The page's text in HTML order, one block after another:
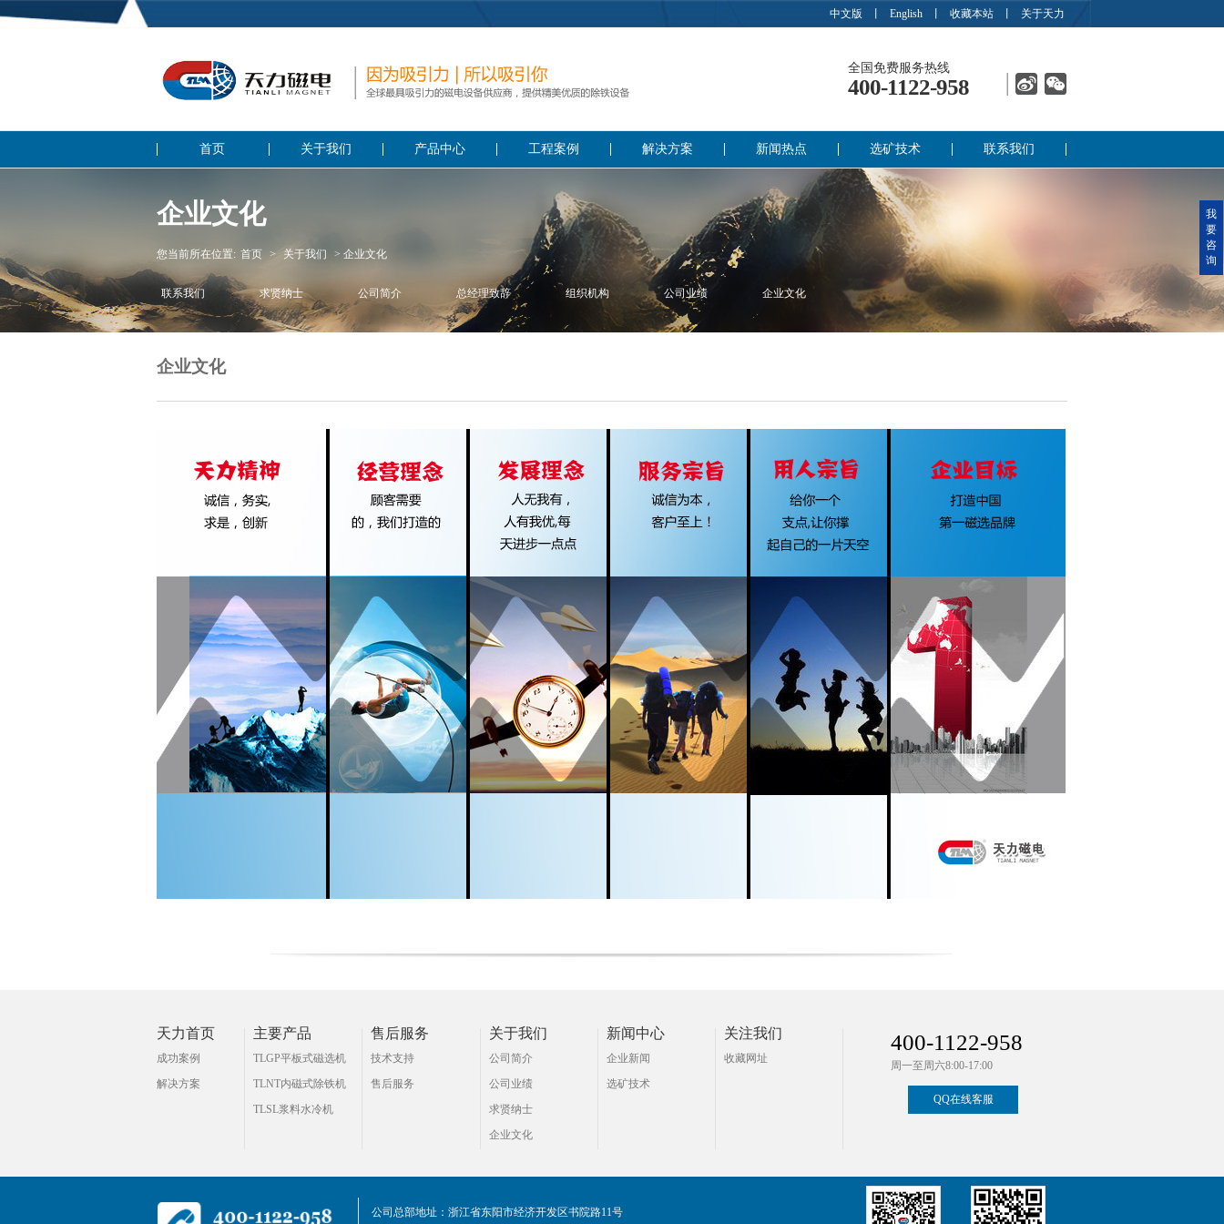
中文版 English 收藏本站 关于天力
全国免费服务热线
400-1122-958
首页 关于我们 产品中心 工程案例 解决方案 新闻热点 选矿技术 联系我们
企业文化
您当前所在位置: 首页 > 关于我们 > 企业文化
联系我们 求贤纳士 公司简介 总经理致辞 组织机构 公司业绩 企业文化
企业文化
天力首页
成功案例
解决方案
主要产品
TLGP平板式磁选机
TLNT内磁式除铁机
TLSL浆料水冷机
售后服务
技术支持
售后服务
关于我们
公司简介
公司业绩
求贤纳士
企业文化
新闻中心
企业新闻
选矿技术
关注我们
收藏网址
400-1122-958
周一至周六8:00-17:00
QQ在线客服
公司总部地址：浙江省东阳市经济开发区书院路11号
我
要
咨
询